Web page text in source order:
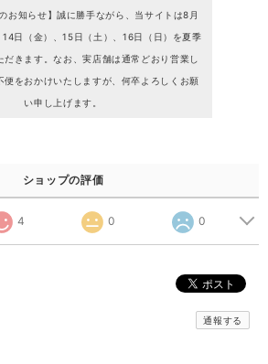
お知らせ】誠に勝手ながら、当サイトは8月
14日（金）、15日（土）、16日（日）を夏季
きます。なお、実店舗は通常どおり営業し
便をおかけいたしますが、何卒よろしくお願
い申し上げます。
ショップの評価
4 0 0
通報する